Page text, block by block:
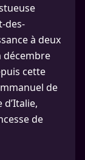
des-
à deux
décembre
cette
de
de